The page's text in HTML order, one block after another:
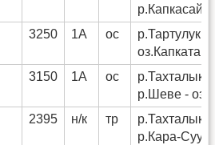
р.Капкасай
3250 1А ос
р.Тартулук
3150 1А ос
р.Тахталык
р.Шеве -
2395 н/к тр
р.Тахталык
р.Кара-Суу